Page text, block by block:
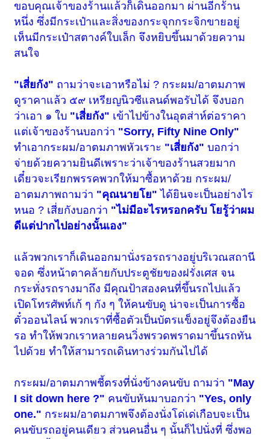
ขอบคุณเจ้าของร้านแล้วก็เดินออกมา ผ่านอีกร้าน
หนึ่ง ซึ่งมีกระเป๋าและสิ่งของกระจุกกระจิกขายอยู่
เห็นมีกระเป๋าสตางค์ใบเล็ก จึงหยิบขึ้นมาด้วยความ
สนใจ
"เสี่ยกัง" ถามว่าจะเอาหรือไม่ ? กระผม/อาตมภาพ
ดูราคาแล้ว ๕๙ เหรียญนิวซีแลนด์พอรับได้ จึงบอก
ว่าเอา ๑ ใบ "เสี่ยกัง" เข้าไปข้างในอุตส่าห์ต่อราคา
แต่เจ้าของร้านบอกว่า "Sorry, Fifty Nine Only"
ทำเอากระผม/อาตมภาพหัวเราะ "เสี่ยกัง" บอกว่า
จ่ายด้วยความยินดีเพราะว่าเจ้าของร้านสวยมาก
เดี๋ยวจะเรียกพรรคพวกให้มาซื้อหาด้วย กระผม/
อาตมภาพถามว่า "คุณนายโย" ได้ยินจะเป็นอย่างไร
หนอ ? เสี่ยกังบอกว่า "ไม่มีอะไรหรอกครับ โยรู้ว่าผม
ดีแต่ปากไปอย่างนั้นเอง"
แล้วพวกเราก็เดินออกมานั่งรอรถรางอยู่บริเวณสถานี
จอด ซึ่งหน้าตาคล้ายกับประตูชัยของฝรั่งเศส จน
กระทั่งรถรางมาถึง มีคุณป้าสองคนที่ขึ้นรถไปแล้ว
เปิดโทรศัพท์เก้ ๆ กัง ๆ ให้คนขับดู น่าจะเป็นการซื้อ
ตั๋วออนไลน์ พวกเราที่ซื้อตัวเป็นบัตรแข็งอยู่จึงต้องยืน
รอ ทำให้พวกเราหลายคนวิ่งพรวดพราดมาขึ้นรถทัน
ไปด้วย ทำให้สามารถเดินทางร่วมกันไปได้
กระผม/อาตมภาพชี้ตรงที่นั่งข้างคนขับ ถามว่า "May
I sit down here ?" คนขับหันมาบอกว่า "Yes, only
one." กระผม/อาตมภาพจึงต้องนั่งโด่เด่เกือบจะเป็น
คนขับรถอยู่คนเดียว ส่วนคนอื่น ๆ นั้นก็ไปนั่งที่ ซึ่งพอ